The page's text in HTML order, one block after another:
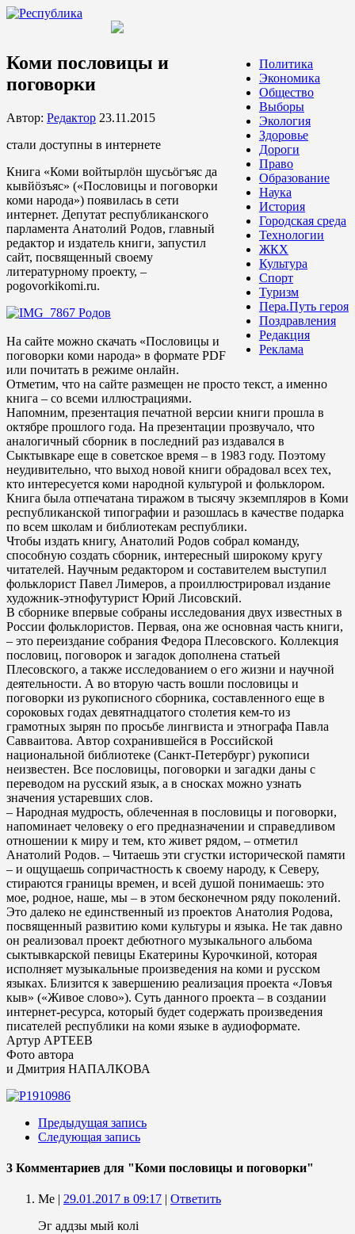
Политика
Экономика
Общество
Выборы
Экология
Здоровье
Дороги
Право
Образование
Наука
История
Городская среда
Технологии
ЖКХ
Культура
Спорт
Туризм
Пера.Путь героя
Поздравления
Редакция
Реклама
Коми пословицы и
поговорки
Автор: Редактор 23.11.2015
стали доступны в интернете
Книга «Коми войтырлöн шусьöгъяс да
кывйöзъяс» («Пословицы и поговорки
коми народа») появилась в сети
интернет. Депутат республиканского
парламента Анатолий Родов, главный
редактор и издатель книги, запустил
сайт, посвященный своему
литературному проекту, –
pogovorkikomi.ru.
На сайте можно скачать «Пословицы и
поговорки коми народа» в формате PDF
или почитать в режиме онлайн.
Отметим, что на сайте размещен не просто текст, а именно
книга – со всеми иллюстрациями.
Напомним, презентация печатной версии книги прошла в
октябре прошлого года. На презентации прозвучало, что
аналогичный сборник в последний раз издавался в
Сыктывкаре еще в советское время – в 1983 году. Поэтому
неудивительно, что выход новой книги обрадовал всех тех,
кто интересуется коми народной культурой и фольклором.
Книга была отпечатана тиражом в тысячу экземпляров в Коми
республиканской типографии и разошлась в качестве подарка
по всем школам и библиотекам республики.
Чтобы издать книгу, Анатолий Родов собрал команду,
способную создать сборник, интересный широкому кругу
читателей. Научным редактором и составителем выступил
фольклорист Павел Лимеров, а проиллюстрировал издание
художник-этнофутурист Юрий Лисовский.
В сборнике впервые собраны исследования двух известных в
России фольклористов. Первая, она же основная часть книги,
– это переиздание собрания Федора Плесовского. Коллекция
пословиц, поговорок и загадок дополнена статьей
Плесовского, а также исследованием о его жизни и научной
деятельности. А во вторую часть вошли пословицы и
поговорки из рукописного сборника, составленного еще в
сороковых годах девятнадцатого столетия кем-то из
грамотных зырян по просьбе лингвиста и этнографа Павла
Савваитова. Автор сохранившейся в Российской
национальной библиотеке (Санкт-Петербург) рукописи
неизвестен. Все пословицы, поговорки и загадки даны с
переводом на русский язык, а в сносках можно узнать
значения устаревших слов.
– Народная мудрость, облеченная в пословицы и поговорки,
напоминает человеку о его предназначении и справедливом
отношении к миру и тем, кто живет рядом, – отметил
Анатолий Родов. – Читаешь эти сгустки исторической памяти
– и ощущаешь сопричастность к своему народу, к Северу,
стираются границы времен, и всей душой понимаешь: это
мое, родное, наше, мы – в этом бесконечном ряду поколений.
Это далеко не единственный из проектов Анатолия Родова,
посвященный развитию коми культуры и языка. Не так давно
он реализовал проект дебютного музыкального альбома
сыктывкарской певицы Екатерины Курочкиной, которая
исполняет музыкальные произведения на коми и русском
языках. Близится к завершению реализация проекта «Ловъя
кыв» («Живое слово»). Суть данного проекта – в создании
интернет-ресурса, который будет содержать произведения
писателей республики на коми языке в аудиоформате.
Артур АРТЕЕВ
Фото автора
и Дмитрия НАПАЛКОВА
Предыдущая запись
Следующая запись
3 Комментариев для "Коми пословицы и поговорки"
Ме | 29.01.2017 в 09:17 | Ответить
Эг аддзы мый колi